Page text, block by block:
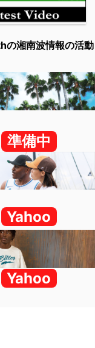
の湘南波情報の活動
準備中
Yahoo
Yahoo